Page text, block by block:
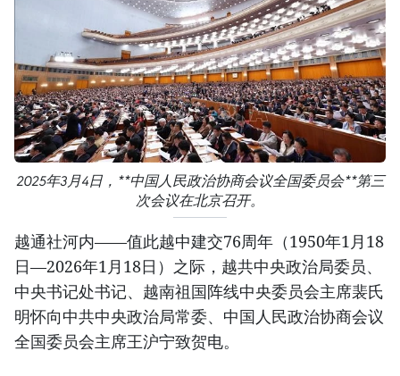
2025年3月4日，**中国人民政治协商会议全国委员会**第三
次会议在北京召开。
越通社河内——值此越中建交76周年（1950年1月18
日—2026年1月18日）之际，越共中央政治局委员、
中央书记处书记、越南祖国阵线中央委员会主席裴氏
明怀向中共中央政治局常委、中国人民政治协商会议
全国委员会主席王沪宁致贺电。